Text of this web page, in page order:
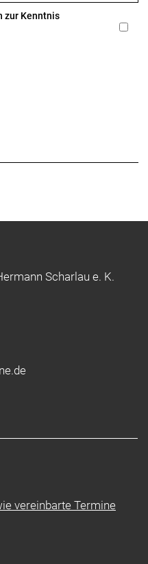
zur Kenntnis
Scharlau e. K.
vereinbarte Termine